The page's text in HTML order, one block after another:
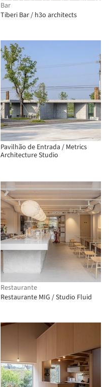
Bar
Tiberi Bar / h3o architects
Pavilhão de Entrada / Metrics
Architecture Studio
Restaurante
Restaurante MIG / Studio Fluid